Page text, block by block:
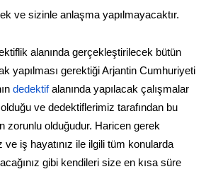
ve sizinle anlaşma yapılmayacaktır.
alanında gerçekleştirilecek bütün
yapılması gerektiği Arjantin Cumhuriyeti
dedektifalanında yapılacak çalışmalar
ve dedektiflerimiz tarafından bu
zorunlu olduğudur. Haricen gerek
ve iş hayatınız ile ilgili tüm konularda
gibi kendileri size en kısa süre